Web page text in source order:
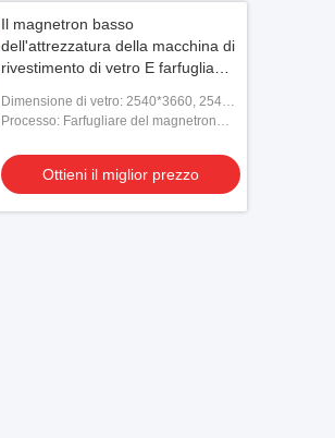
Il magnetron basso
dell'attrezzatura della macchina di
rivestimento di vetro E farfuglia
Dimensione di vetro: 2540*3660, 2540 *
6000 millimetri
Processo: Farfugliare del magnetron
Ottieni il miglior prezzo